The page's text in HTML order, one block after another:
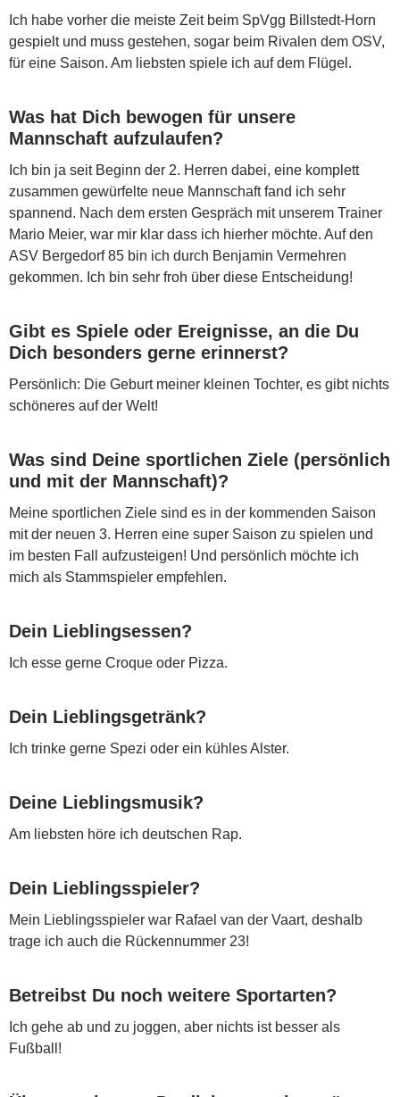
Ich habe vorher die meiste Zeit beim SpVgg Billstedt-Horn
gespielt und muss gestehen, sogar beim Rivalen dem OSV,
für eine Saison. Am liebsten spiele ich auf dem Flügel.
Was hat Dich bewogen für unsere
Mannschaft aufzulaufen?
Ich bin ja seit Beginn der 2. Herren dabei, eine komplett
zusammen gewürfelte neue Mannschaft fand ich sehr
spannend. Nach dem ersten Gespräch mit unserem Trainer
Mario Meier, war mir klar dass ich hierher möchte. Auf den
ASV Bergedorf 85 bin ich durch Benjamin Vermehren
gekommen. Ich bin sehr froh über diese Entscheidung!
Gibt es Spiele oder Ereignisse, an die Du
Dich besonders gerne erinnerst?
Persönlich: Die Geburt meiner kleinen Tochter, es gibt nichts
schöneres auf der Welt!
Was sind Deine sportlichen Ziele (persönlich
und mit der Mannschaft)?
Meine sportlichen Ziele sind es in der kommenden Saison
mit der neuen 3. Herren eine super Saison zu spielen und
im besten Fall aufzusteigen! Und persönlich möchte ich
mich als Stammspieler empfehlen.
Dein Lieblingsessen?
Ich esse gerne Croque oder Pizza.
Dein Lieblingsgetränk?
Ich trinke gerne Spezi oder ein kühles Alster.
Deine Lieblingsmusik?
Am liebsten höre ich deutschen Rap.
Dein Lieblingsspieler?
Mein Lieblingsspieler war Rafael van der Vaart, deshalb
trage ich auch die Rückennummer 23!
Betreibst Du noch weitere Sportarten?
Ich gehe ab und zu joggen, aber nichts ist besser als
Fußball!